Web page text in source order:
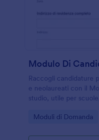
Raccogli candidature
e neolaureati con il
studio, utile per
delle risposte del
Go to Category:
Moduli di Domanda